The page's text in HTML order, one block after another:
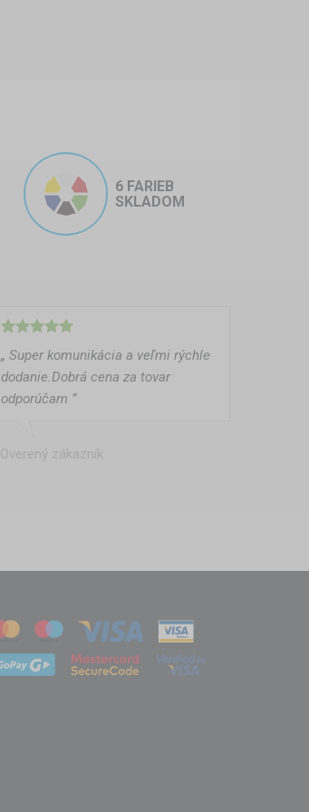
6 FARIEB
SKLADOM
„ Super komunikácia a veľmi rýchle
dodanie.Dobrá cena za tovar
odporúčam ”
Overený zákazník